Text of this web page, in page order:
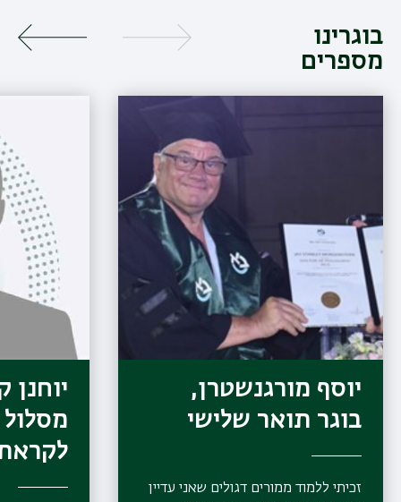
בוגרינו
מספרים
יוסף מורגנשטרן,
בוגר תואר שלישי
זכיתי ללמוד ממורים דגולים שאני עדיין
יוחנן